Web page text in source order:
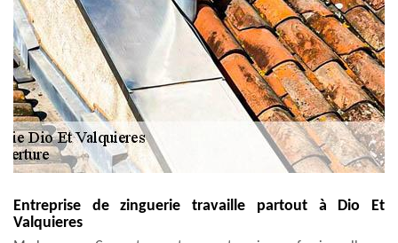
Entreprise de zinguerie travaille partout à Dio Et
Valquieres